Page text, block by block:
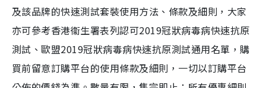
及該品牌的快速測試套裝使用方法、條款及細則，大家
亦可參考香港衞生署表列認可2019冠狀病毒病快速抗原
測試、歐盟2019冠狀病毒病快速抗原測試通用名單，購
買前留意訂購平台的使用條款及細則，一切以訂購平台